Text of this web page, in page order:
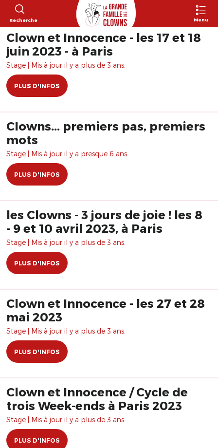
Recherche Menu
Clown et Innocence - les 17 et 18
juin 2023 - à Paris
Stage | Mis à jour il y a plus de 3 ans.
PLUS D'INFOS
Clowns... premiers pas, premiers
mots
Stage | Mis à jour il y a presque 6 ans.
PLUS D'INFOS
les Clowns - 3 jours de joie ! les 8
- 9 et 10 avril 2023, à Paris
Stage | Mis à jour il y a plus de 3 ans.
PLUS D'INFOS
Clown et Innocence - les 27 et 28
mai 2023
Stage | Mis à jour il y a plus de 3 ans.
PLUS D'INFOS
Clown et Innocence / Cycle de
trois Week-ends à Paris 2023
Stage | Mis à jour il y a plus de 3 ans.
PLUS D'INFOS